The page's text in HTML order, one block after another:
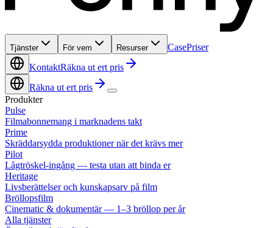
Tjänster För vem Resurser CasePriser
KontaktRäkna ut ert pris
Räkna ut ert pris
Produkter
Pulse
Filmabonnemang i marknadens takt
Prime
Skräddarsydda produktioner när det krävs mer
Pilot
Lågtröskel-ingång — testa utan att binda er
Heritage
Livsberättelser och kunskapsarv på film
Bröllopsfilm
Cinematic & dokumentär — 1–3 bröllop per år
Alla tjänster